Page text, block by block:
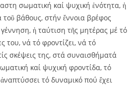
σωματική καί ψυχική ἑνότητα, ἡ
βάθους, στήν ἔννοια βρέφος
ἡ ταύτιση τῆς μητέρας μέ τό
του, νά τό φροντίζει, νά τό
σκέψεις της, στά συναισθήματά
καί ψυχική φροντίδα, τό
τό δυναμικό πού ἔχει